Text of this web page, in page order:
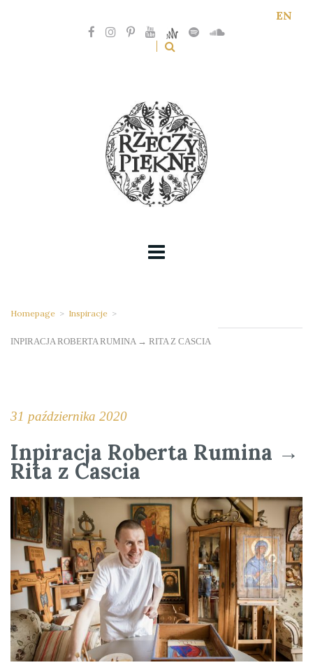
EN
Homepage > Inspiracje >
INPIRACJA ROBERTA RUMINA → RITA Z CASCIA
31 października 2020
Inpiracja Roberta Rumina →
Rita z Cascia